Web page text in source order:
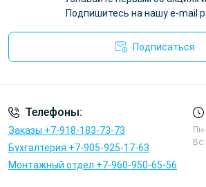
Подпишитесь на нашу e-mail
Подписаться
Телефоны:
Заказы +7-918-183-73-73
Бухгалтерия +7-905-925-17-63
Монтажный отдел +7-960-950-65-56